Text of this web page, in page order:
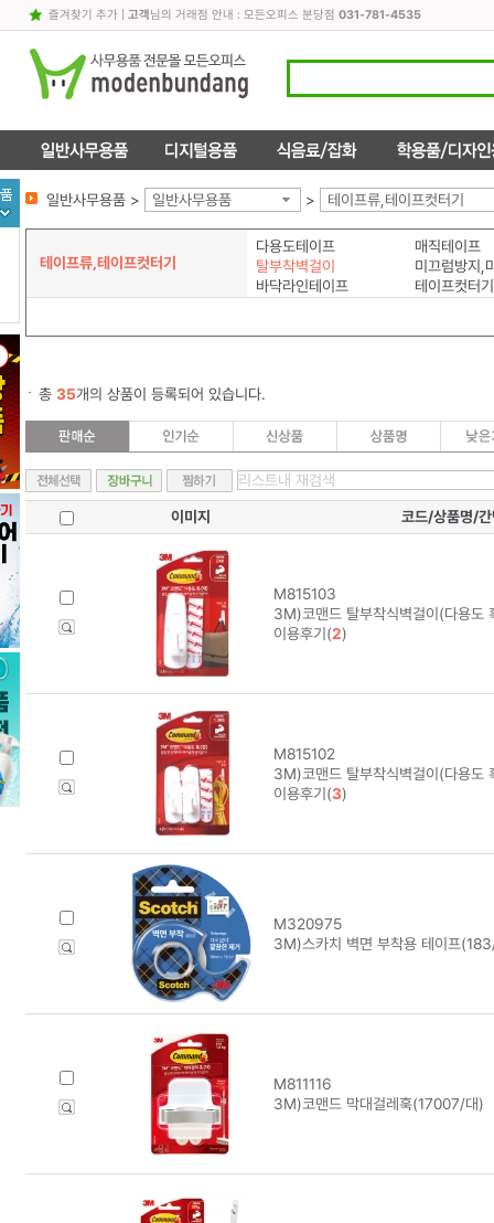
즐겨찾기 추가| 고객님의 거래점 안내 : 모든오피스 분당점 031-781-4535
일반사무용품 > 일반사무용품 > 테이프류,테이프컷터기
테이프류,테이프컷터기
다용도테이프
매직테이프
탈부착벽걸이
바닥라인테이프
테이프컷터기
총 35개의 상품이 등록되어 있습니다.
이미지 코드/상품명/간
M815103
3M)코맨드 탈부착식벽걸이(다용
이용후기(2)
M815102
3M)코맨드 탈부착식벽걸이(다용도
이용후기(3)
M320975
3M)스카치 벽면 부착용 테이프
M811116
3M)코맨드 막대걸레훅(17007/대)